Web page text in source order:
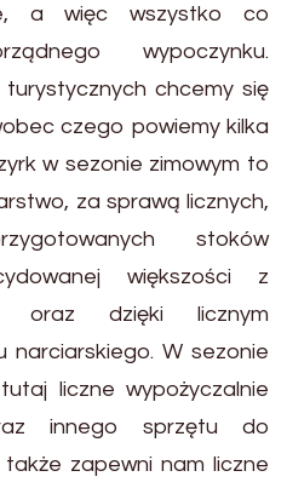
a więc wszystko co
wypoczynku.
chcemy się
czego powiemy kilka
w sezonie zimowym to
za sprawą licznych,
stoków
większości z
oraz dzięki licznym
narciarskiego. W sezonie
liczne wypożyczalnie
innego sprzętu do
zapewni nam liczne